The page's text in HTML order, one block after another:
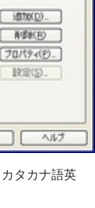
タカナ語英